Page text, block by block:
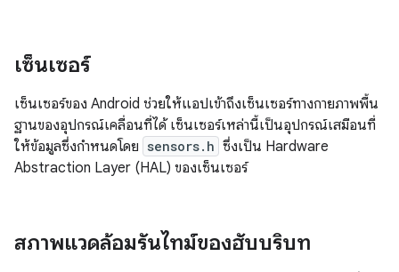
เซ็นเซอร์
เซ็นเซอร์ของ Android ช่วยให้แอปเข้าถึงเซ็นเซอร์ทางกายภาพพื้น
ฐานของอุปกรณ์เคลื่อนที่ได้ เซ็นเซอร์เหล่านี้เป็นอุปกรณ์เสมือนที่
ให้ข้อมูลซึ่งกำหนดโดย sensors.h ซึ่งเป็น Hardware
Abstraction Layer (HAL) ของเซ็นเซอร์
สภาพแวดล้อมรันไทม์ของฮับบริบท